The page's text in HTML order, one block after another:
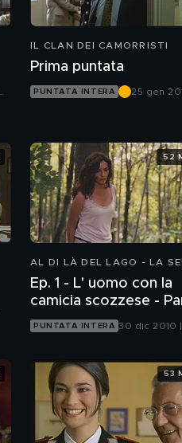
IL CLAN DEI CAMORRISTI
Prima puntata
PUNTATA INTERA
25 gen
AL DI LÀ DEL LAGO - LA
Ep. 1 - L' uomo con la
camicia
PUNTATA INTERA 30 dic 2010 |
52
53